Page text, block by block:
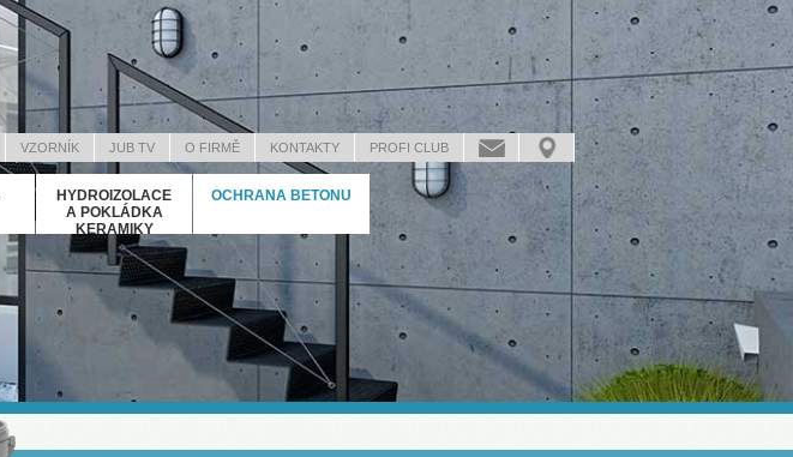
VZORNÍK JUB TV O FIRMĚ KONTAKTY
PROFI CLUB
HYDROIZOLACE
A POKLÁDKA
KERAMIKY
OCHRANA BETONU